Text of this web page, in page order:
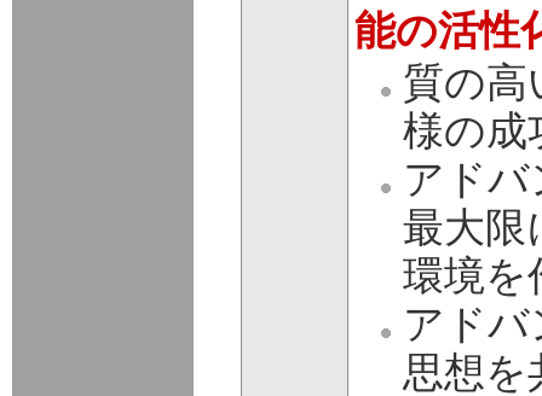
能の活性
質の高
様の成
アド
最大限
環境を
アド
思想を